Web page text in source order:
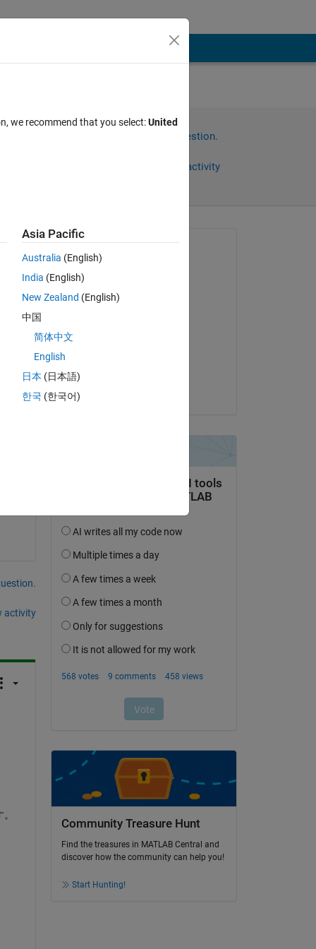
Sign in to answer this question.
Sign in to follow activity
arm-none-linux-gnueabi-gcc -c -MMD -MP -MF
ev3_communication.c
activity
on 1 May 2017
Accepted:
Community Treasure Hunt
Find the treasures in MATLAB Central and
discover how the community can help you!
Start Hunting!
we recommend that you select:United
Asia Pacific
Australia (English)
India (English)
New Zealand (English)
中国
简体中文
English
日本 (日本語)
한국 (한국어)